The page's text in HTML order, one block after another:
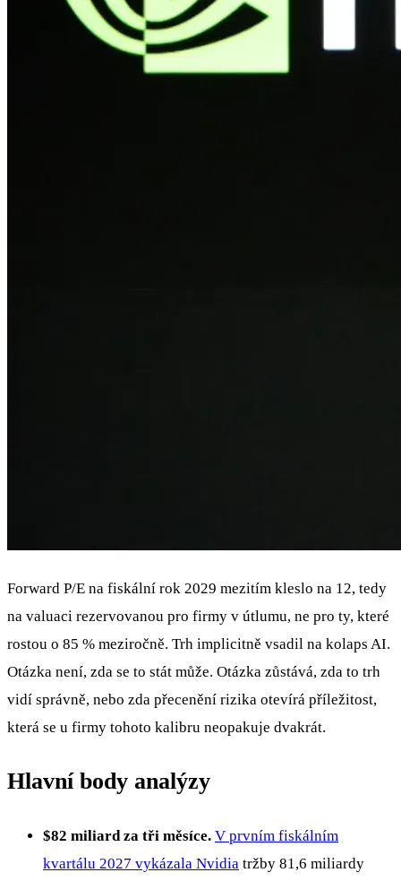
Forward P/E na fiskální rok 2029 mezitím kleslo na 12, tedy
na valuaci rezervovanou pro firmy v útlumu, ne pro ty, které
rostou o 85 % meziročně. Trh implicitně vsadil na kolaps AI.
Otázka není, zda se to stát může. Otázka zůstává, zda to trh
vidí správně, nebo zda přecenění rizika otevírá příležitost,
která se u firmy tohoto kalibru neopakuje dvakrát.
Hlavní body analýzy
$82 miliard za tři měsíce. V prvním fiskálním
kvartálu 2027 vykázala Nvidia tržby 81,6 miliardy